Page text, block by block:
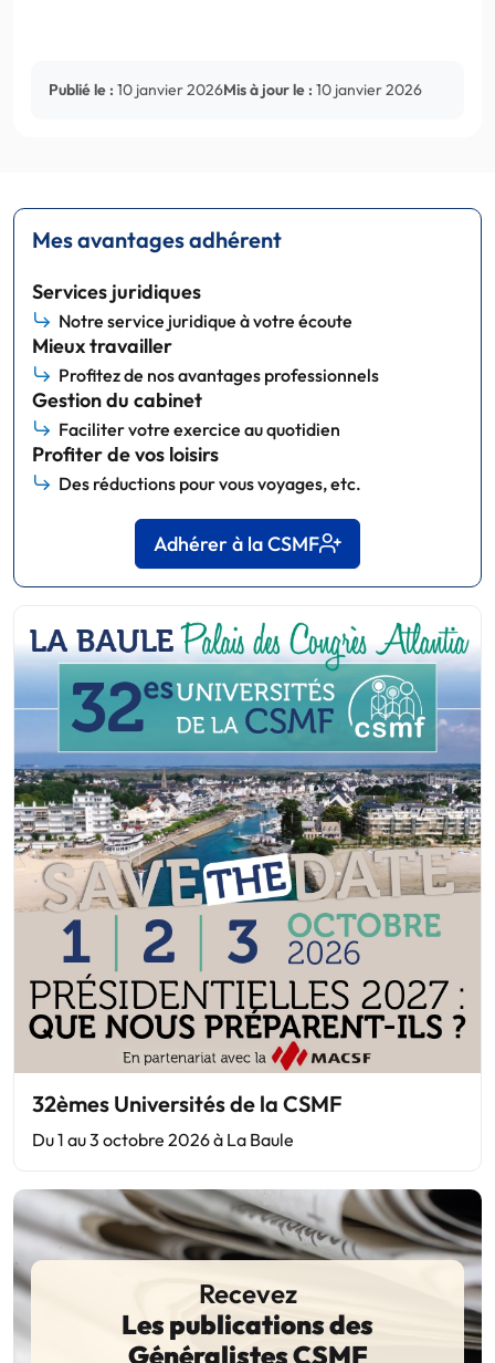
Publié le : 10 janvier 2026Mis à jour le : 10 janvier 2026
Mes avantages adhérent
Services juridiques
Notre service juridique à votre écoute
Mieux travailler
Profitez de nos avantages professionnels
Gestion du cabinet
Faciliter votre exercice au quotidien
Profiter de vos loisirs
Des réductions pour vous voyages, etc.
Adhérer à la CSMF
32èmes Universités de la CSMF
Du 1 au 3 octobre 2026 à La Baule
Recevez
Les publications des
Généralistes CSMF